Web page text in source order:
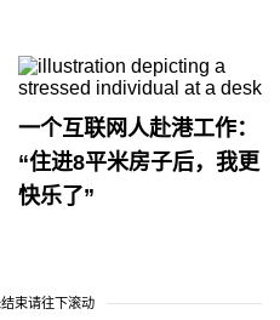
一个互联网人赴港工作：
“住进8平米房子后，我更
快乐了”
束请往下滚动